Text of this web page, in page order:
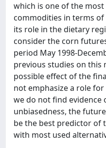
which is one of the
commodities in terms
its role in the dietary
consider the corn
period May 1998-
previous studies on this
possible effect of the
not emphasize a role
we do not find evidence
unbiasedness, the
be the best predictor of
with most used